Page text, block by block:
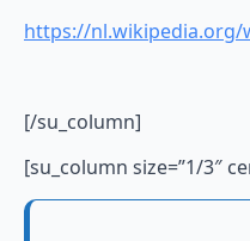
https://nl.wikipedia.org/
[/su_column]
[su_column size=”1/3″